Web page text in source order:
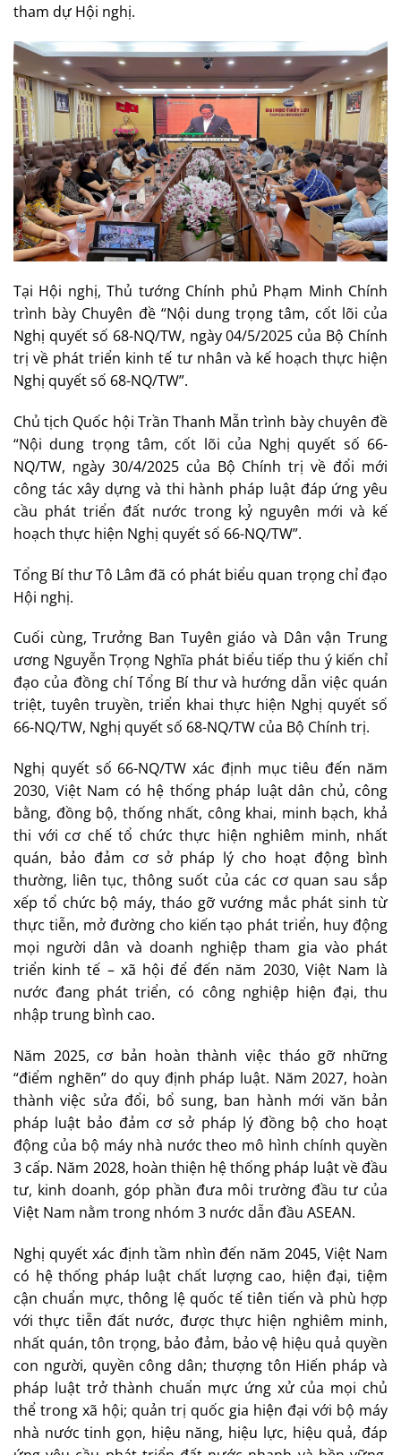
tham dự Hội nghị.
Tại Hội nghị, Thủ tướng Chính phủ Phạm Minh Chính
trình bày Chuyên đề “Nội dung trọng tâm, cốt lõi của
Nghị quyết số 68-NQ/TW, ngày 04/5/2025 của Bộ Chính
trị về phát triển kinh tế tư nhân và kế hoạch thực hiện
Nghị quyết số 68-NQ/TW”.
Chủ tịch Quốc hội Trần Thanh Mẫn trình bày chuyên đề
“Nội dung trọng tâm, cốt lõi của Nghị quyết số 66-
NQ/TW, ngày 30/4/2025 của Bộ Chính trị về đổi mới
công tác xây dựng và thi hành pháp luật đáp ứng yêu
cầu phát triển đất nước trong kỷ nguyên mới và kế
hoạch thực hiện Nghị quyết số 66-NQ/TW”.
Tổng Bí thư Tô Lâm đã có phát biểu quan trọng chỉ đạo
Hội nghị.
Cuối cùng, Trưởng Ban Tuyên giáo và Dân vận Trung
ương Nguyễn Trọng Nghĩa phát biểu tiếp thu ý kiến chỉ
đạo của đồng chí Tổng Bí thư và hướng dẫn việc quán
triệt, tuyên truyền, triển khai thực hiện Nghị quyết số
66-NQ/TW, Nghị quyết số 68-NQ/TW của Bộ Chính trị.
Nghị quyết số 66-NQ/TW xác định mục tiêu đến năm
2030, Việt Nam có hệ thống pháp luật dân chủ, công
bằng, đồng bộ, thống nhất, công khai, minh bạch, khả
thi với cơ chế tổ chức thực hiện nghiêm minh, nhất
quán, bảo đảm cơ sở pháp lý cho hoạt động bình
thường, liên tục, thông suốt của các cơ quan sau sắp
xếp tổ chức bộ máy, tháo gỡ vướng mắc phát sinh từ
thực tiễn, mở đường cho kiến tạo phát triển, huy động
mọi người dân và doanh nghiệp tham gia vào phát
triển kinh tế – xã hội để đến năm 2030, Việt Nam là
nước đang phát triển, có công nghiệp hiện đại, thu
nhập trung bình cao.
Năm 2025, cơ bản hoàn thành việc tháo gỡ những
“điểm nghẽn” do quy định pháp luật. Năm 2027, hoàn
thành việc sửa đổi, bổ sung, ban hành mới văn bản
pháp luật bảo đảm cơ sở pháp lý đồng bộ cho hoạt
động của bộ máy nhà nước theo mô hình chính quyền
3 cấp. Năm 2028, hoàn thiện hệ thống pháp luật về đầu
tư, kinh doanh, góp phần đưa môi trường đầu tư của
Việt Nam nằm trong nhóm 3 nước dẫn đầu ASEAN.
Nghị quyết xác định tầm nhìn đến năm 2045, Việt Nam
có hệ thống pháp luật chất lượng cao, hiện đại, tiệm
cận chuẩn mực, thông lệ quốc tế tiên tiến và phù hợp
với thực tiễn đất nước, được thực hiện nghiêm minh,
nhất quán, tôn trọng, bảo đảm, bảo vệ hiệu quả quyền
con người, quyền công dân; thượng tôn Hiến pháp và
pháp luật trở thành chuẩn mực ứng xử của mọi chủ
thể trong xã hội; quản trị quốc gia hiện đại với bộ máy
nhà nước tinh gọn, hiệu năng, hiệu lực, hiệu quả, đáp